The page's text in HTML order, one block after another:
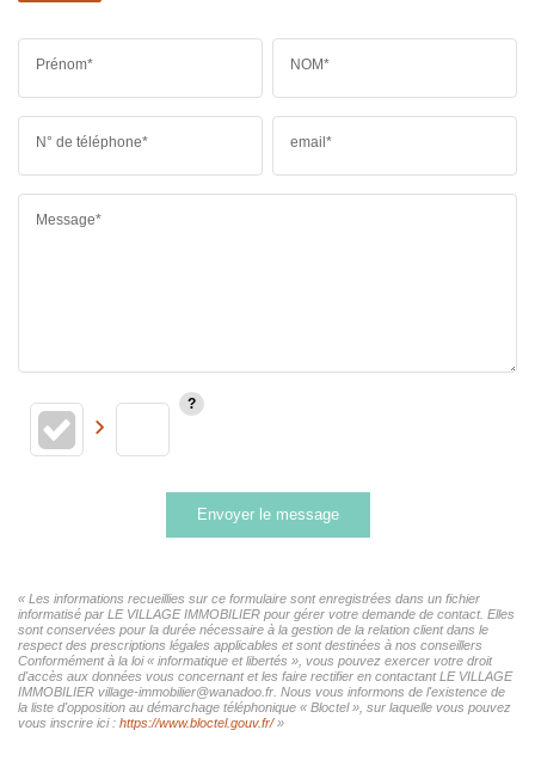
Prénom* NOM*
N° de téléphone* email*
Message*
Envoyer le message
« Les informations recueillies sur ce formulaire sont enregistrées dans un fichier
informatisé par LE VILLAGE IMMOBILIER pour gérer votre demande de contact. Elles
sont conservées pour la durée nécessaire à la gestion de la relation client dans le
respect des prescriptions légales applicables et sont destinées à nos conseillers
Conformément à la loi « informatique et libertés », vous pouvez exercer votre droit
d'accès aux données vous concernant et les faire rectifier en contactant LE VILLAGE
IMMOBILIER village-immobilier@wanadoo.fr. Nous vous informons de l'existence de
la liste d'opposition au démarchage téléphonique « Bloctel », sur laquelle vous pouvez
vous inscrire ici : https://www.bloctel.gouv.fr/»